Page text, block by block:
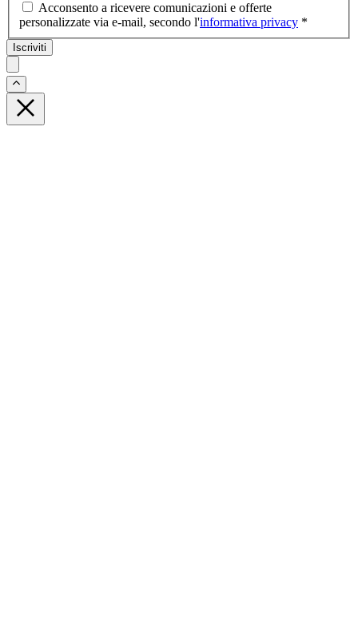
Acconsento a ricevere comunicazioni e offerte
personalizzate via e-mail, secondo l'informativa privacy *
Iscriviti